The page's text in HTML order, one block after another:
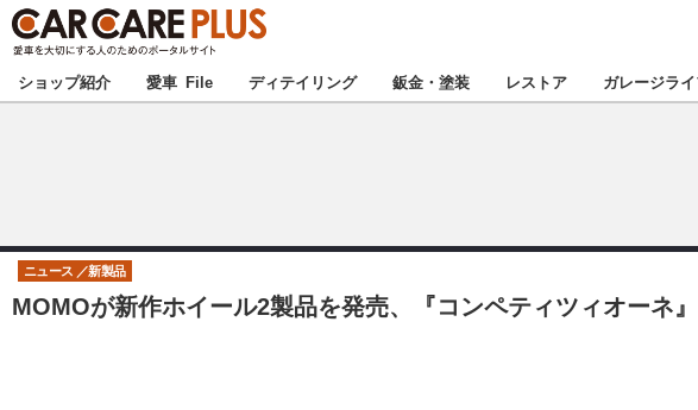
★カーケアプラス認定★
甲信越
ショップ紹介 愛車 File ディテイリング 鈑金・塗装 レストア ガレージライ
MOMOが新作ホイール2製品を発売、『コンペティツィオーネ
ニュース 新製品